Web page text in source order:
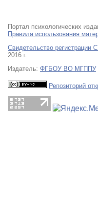
Портал психологических
Правила использования
Свидетельство регистрации
2016 г.
Издатель: ФГБОУ ВО МГППУ
Репозиторий